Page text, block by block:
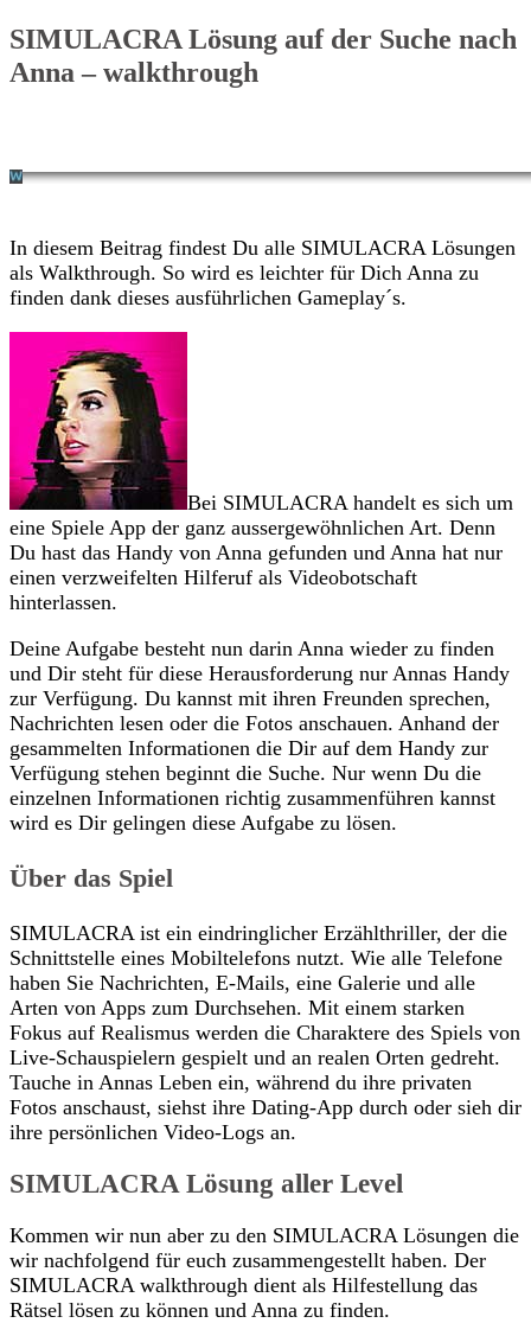
SIMULACRA Lösung auf der Suche nach
Anna – walkthrough
In diesem Beitrag findest Du alle SIMULACRA Lösungen
als Walkthrough. So wird es leichter für Dich Anna zu
finden dank dieses ausführlichen Gameplay´s.
Bei SIMULACRA handelt es sich um
eine Spiele App der ganz aussergewöhnlichen Art. Denn
Du hast das Handy von Anna gefunden und Anna hat nur
einen verzweifelten Hilferuf als Videobotschaft
hinterlassen.
Deine Aufgabe besteht nun darin Anna wieder zu finden
und Dir steht für diese Herausforderung nur Annas Handy
zur Verfügung. Du kannst mit ihren Freunden sprechen,
Nachrichten lesen oder die Fotos anschauen. Anhand der
gesammelten Informationen die Dir auf dem Handy zur
Verfügung stehen beginnt die Suche. Nur wenn Du die
einzelnen Informationen richtig zusammenführen kannst
wird es Dir gelingen diese Aufgabe zu lösen.
Über das Spiel
SIMULACRA ist ein eindringlicher Erzählthriller, der die
Schnittstelle eines Mobiltelefons nutzt. Wie alle Telefone
haben Sie Nachrichten, E-Mails, eine Galerie und alle
Arten von Apps zum Durchsehen. Mit einem starken
Fokus auf Realismus werden die Charaktere des Spiels von
Live-Schauspielern gespielt und an realen Orten gedreht.
Tauche in Annas Leben ein, während du ihre privaten
Fotos anschaust, siehst ihre Dating-App durch oder sieh dir
ihre persönlichen Video-Logs an.
SIMULACRA Lösung aller Level
Kommen wir nun aber zu den SIMULACRA Lösungen die
wir nachfolgend für euch zusammengestellt haben. Der
SIMULACRA walkthrough dient als Hilfestellung das
Rätsel lösen zu können und Anna zu finden.